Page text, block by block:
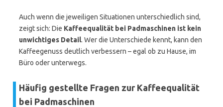
Auch wenn die jeweiligen Situationen unterschiedlich sind,
zeigt sich: Die Kaffeequalität bei Padmaschinen ist kein
unwichtiges Detail. Wer die Unterschiede kennt, kann den
Kaffeegenuss deutlich verbessern – egal ob zu Hause, im
Büro oder unterwegs.
Häufig gestellte Fragen zur Kaffeequalität
bei Padmaschinen